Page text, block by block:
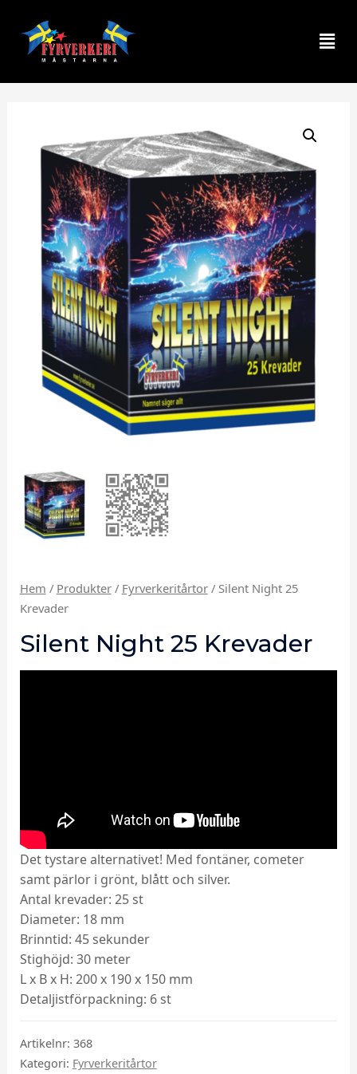
Hem / Produkter/ Fyrverkeritårtor/ Silent Night 25
Krevader
Silent Night 25 Krevader
Det tystare alternativet! Med fontäner, cometer
samt pärlor i grönt, blått och silver.
Antal krevader: 25 st
Diameter: 18 mm
Brinntid: 45 sekunder
Stighöjd: 30 meter
L x B x H: 200 x 190 x 150 mm
Detaljistförpackning: 6 st
Artikelnr: 368
Kategori: Fyrverkeritårtor